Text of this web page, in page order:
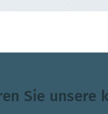
Sie unsere